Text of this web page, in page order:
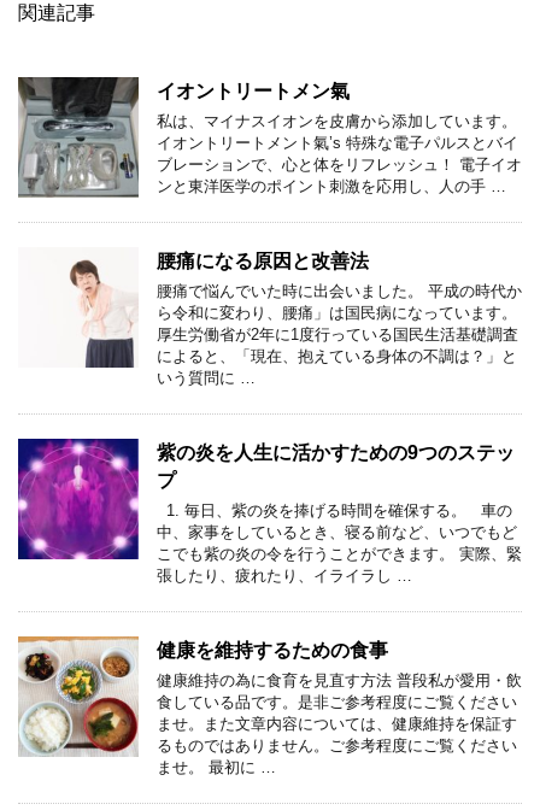
関連記事
イオントリートメン氣
私は、マイナスイオンを皮膚から添加しています。
イオントリートメント氣’s 特殊な電子パルスとバイ
ブレーションで、心と体をリフレッシュ！ 電子イオ
ンと東洋医学のポイント刺激を応用し、人の手 …
腰痛になる原因と改善法
腰痛で悩んでいた時に出会いました。 平成の時代か
ら令和に変わり、腰痛」は国民病になっています。
厚生労働省が2年に1度行っている国民生活基礎調査
によると、「現在、抱えている身体の不調は？」と
いう質問に …
紫の炎を人生に活かすための9つのステッ
プ
1. 毎日、紫の炎を捧げる時間を確保する。 車の
中、家事をしているとき、寝る前など、いつでもど
こでも紫の炎の令を行うことができます。 実際、緊
張したり、疲れたり、イライラし …
健康を維持するための食事
健康維持の為に食育を見直す方法 普段私が愛用・飲
食している品です。是非ご参考程度にご覧ください
ませ。また文章内容については、健康維持を保証す
るものではありません。ご参考程度にご覧ください
ませ。 最初に …